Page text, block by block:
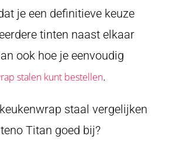
je een definitieve keuze
tinten naast elkaar
ook hoe je eenvoudig
stalen kunt bestellen.
staal vergelijken
Titan goed bij?